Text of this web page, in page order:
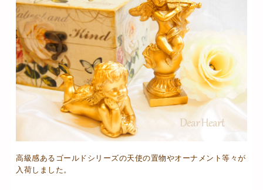
高級感あるゴールドシリーズの天使の置物やオーナメント等々が
入荷しました。